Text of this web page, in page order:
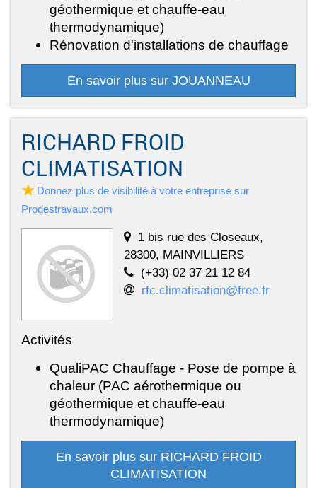
géothermique et chauffe-eau
thermodynamique)
Rénovation d'installations de chauffage
En savoir plus sur JOUANNEAU
RICHARD FROID
CLIMATISATION
Donnez plus de visibilité à votre entreprise sur
Prodestravaux.com
1 bis rue des Closeaux,
28300, MAINVILLIERS
(+33) 02 37 21 12 84
rfc.climatisation@free.fr
Activités
QualiPAC Chauffage - Pose de pompe à
chaleur (PAC aérothermique ou
géothermique et chauffe-eau
thermodynamique)
En savoir plus sur RICHARD FROID
CLIMATISATION